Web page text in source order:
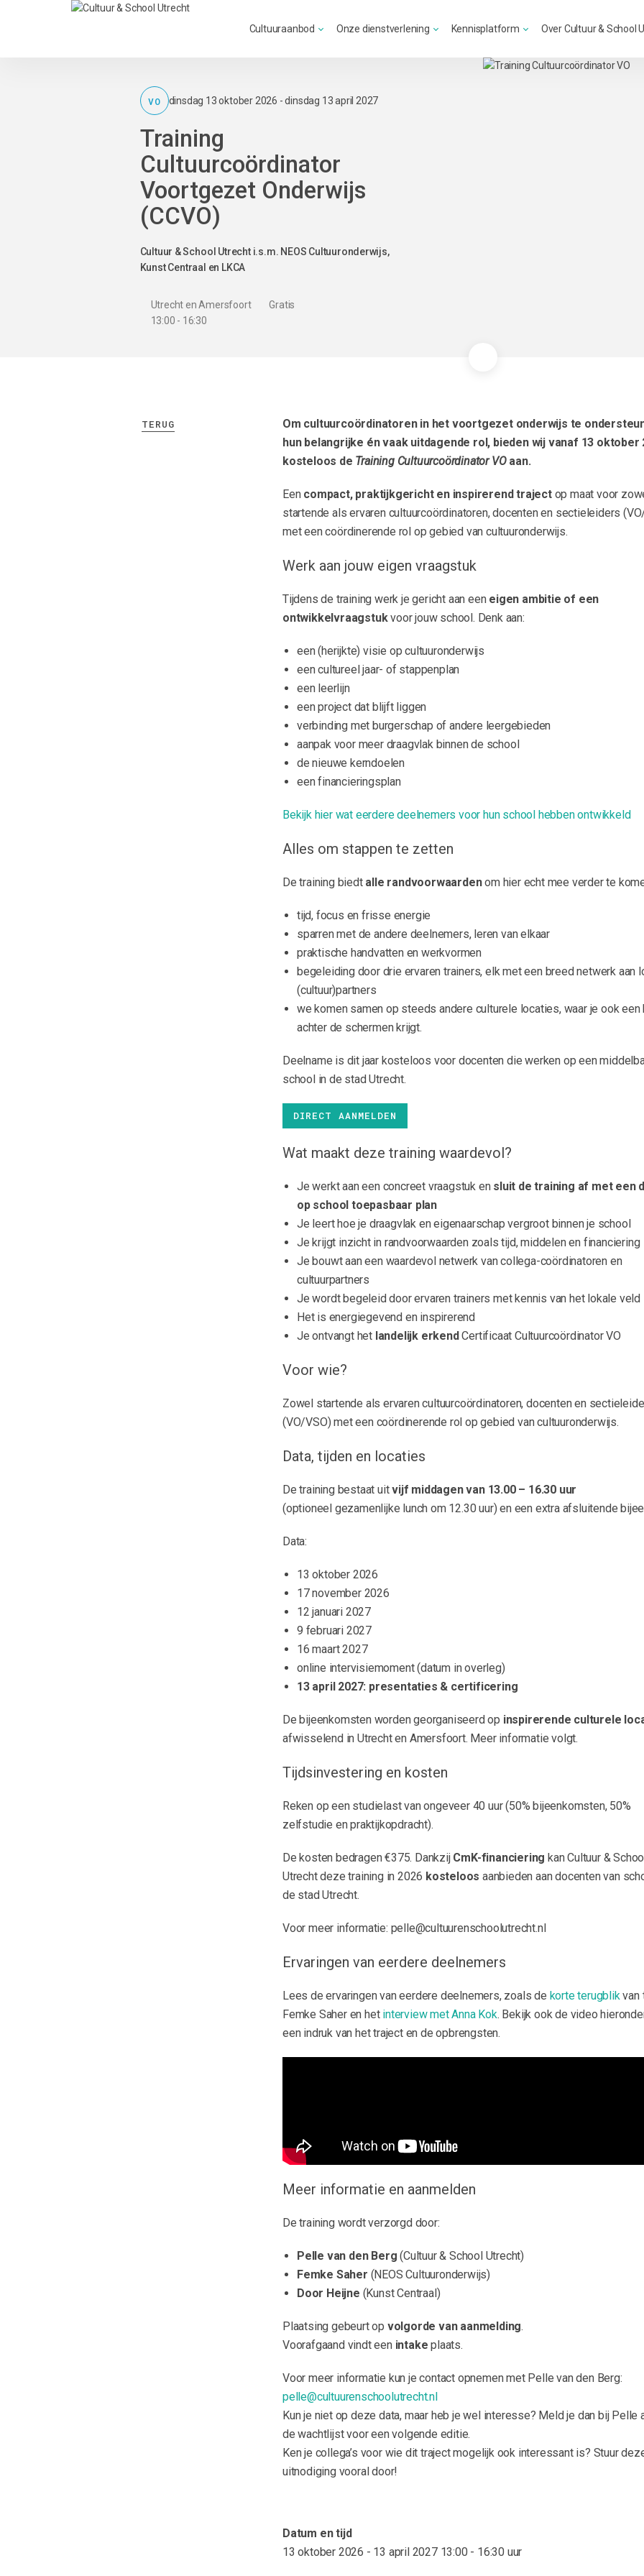
Cultuuraanbod Onze dienstverlening Kennisplatform Over Cultuur & School
VO dinsdag 13 oktober 2026 - dinsdag 13 april 2027
Training
Cultuurcoördinator
Voortgezet Onderwijs
(CCVO)
Cultuur & School Utrecht i.s.m. NEOS Cultuuronderwijs,
Kunst Centraal en LKCA
Utrecht en Amersfoort
Gratis
13:00 - 16:30
TERUG
Om cultuurcoördinatoren in het voortgezet onderwijs te
hun belangrijke én vaak uitdagende rol, bieden wij vanaf 13 oktober
kosteloos de Training Cultuurcoördinator VOaan.
Een compact, praktijkgericht en inspirerend trajectop maat voor
startende als ervaren cultuurcoördinatoren, docenten en sectieleiders
met een coördinerende rol op gebied van cultuuronderwijs.
Werk aan jouw eigen vraagstuk
Tijdens de training werk je gericht aan een eigen ambitie of een
ontwikkelvraagstukvoor jouw school. Denk aan:
een (herijkte) visie op cultuuronderwijs
een cultureel jaar- of stappenplan
een leerlijn
een project dat blijft liggen
verbinding met burgerschap of andere leergebieden
aanpak voor meer draagvlak binnen de school
de nieuwe kerndoelen
een financieringsplan
Bekijk hier wat eerdere deelnemers voor hun school hebben ontwikkeld
Alles om stappen te zetten
De training biedt alle randvoorwaardenom hier echt mee verder te
tijd, focus en frisse energie
sparren met de andere deelnemers, leren van elkaar
praktische handvatten en werkvormen
begeleiding door drie ervaren trainers, elk met een breed netwerk aan
(cultuur)partners
we komen samen op steeds andere culturele locaties, waar je ook een
achter de schermen krijgt.
Deelname is dit jaar kosteloos voor docenten die werken op een
school in de stad Utrecht.
DIRECT AANMELDEN
Wat maakt deze training waardevol?
Je werkt aan een concreet vraagstuk en sluit de training af met een
op school toepasbaar plan
Je leert hoe je draagvlak en eigenaarschap vergroot binnen je school
Je krijgt inzicht in randvoorwaarden zoals tijd, middelen en financiering
Je bouwt aan een waardevol netwerk van collega-coördinatoren en
cultuurpartners
Je wordt begeleid door ervaren trainers met kennis van het lokale veld
Het is energiegevend en inspirerend
Je ontvangt het landelijk erkendCertificaat Cultuurcoördinator VO
Voor wie?
Zowel startende als ervaren cultuurcoördinatoren, docenten en
(VO/VSO) met een coördinerende rol op gebied van cultuuronderwijs.
Data, tijden en locaties
De training bestaat uitvijf middagen van 13.00 – 16.30 uur
(optioneel gezamenlijke lunch om 12.30 uur) en een extra afsluitende
Data:
13 oktober 2026
17 november 2026
12 januari 2027
9 februari 2027
16 maart 2027
online intervisiemoment (datum in overleg)
13 april 2027: presentaties & certificering
De bijeenkomsten worden georganiseerd op inspirerende culturele
afwisselend in Utrecht en Amersfoort. Meer informatie volgt.
Tijdsinvestering en kosten
Reken op een studielast van ongeveer 40 uur (50% bijeenkomsten, 50%
zelfstudie en praktijkopdracht).
De kosten bedragen €375. Dankzij CmK-financiering kan Cultuur &
Utrecht deze training in 2026 kosteloos aanbieden aan docenten van
de stad Utrecht.
Voor meer informatie: pelle@cultuurenschoolutrecht.nl
Ervaringen van eerdere deelnemers
Lees de ervaringen van eerdere deelnemers, zoals de korte terugblikvan
Femke Saher en het interview met Anna Kok. Bekijk ook de video
een indruk van het traject en de opbrengsten.
Meer informatie en aanmelden
De training wordt verzorgd door:
Pelle van den Berg (Cultuur & School Utrecht)
Femke Saher (NEOS Cultuuronderwijs)
Door Heijne (Kunst Centraal)
Plaatsing gebeurt op volgorde van aanmelding.
Voorafgaand vindt een intake plaats.
Voor meer informatie kun je contact opnemen met Pelle van den Berg:
pelle@cultuurenschoolutrecht.nl
Kun je niet op deze data, maar heb je wel interesse? Meld je dan bij Pelle
de wachtlijst voor een volgende editie.
Ken je collega’s voor wie dit traject mogelijk ook interessant is? Stuur
uitnodiging vooral door!
Datum en tijd
13 oktober 2026 - 13 april 2027 13:00 - 16:30 uur